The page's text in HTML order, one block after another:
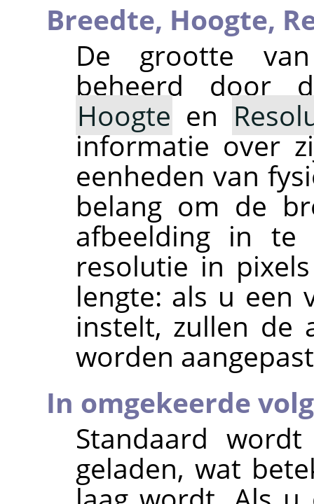
Breedte, Hoogte,
De grootte
beheerd door
Hoogte en
informatie over
eenheden van
belang om de
afbeelding in
resolutie in
lengte: als u een
instelt, zullen de
worden
In omgekeerde
Standaard
geladen, wat